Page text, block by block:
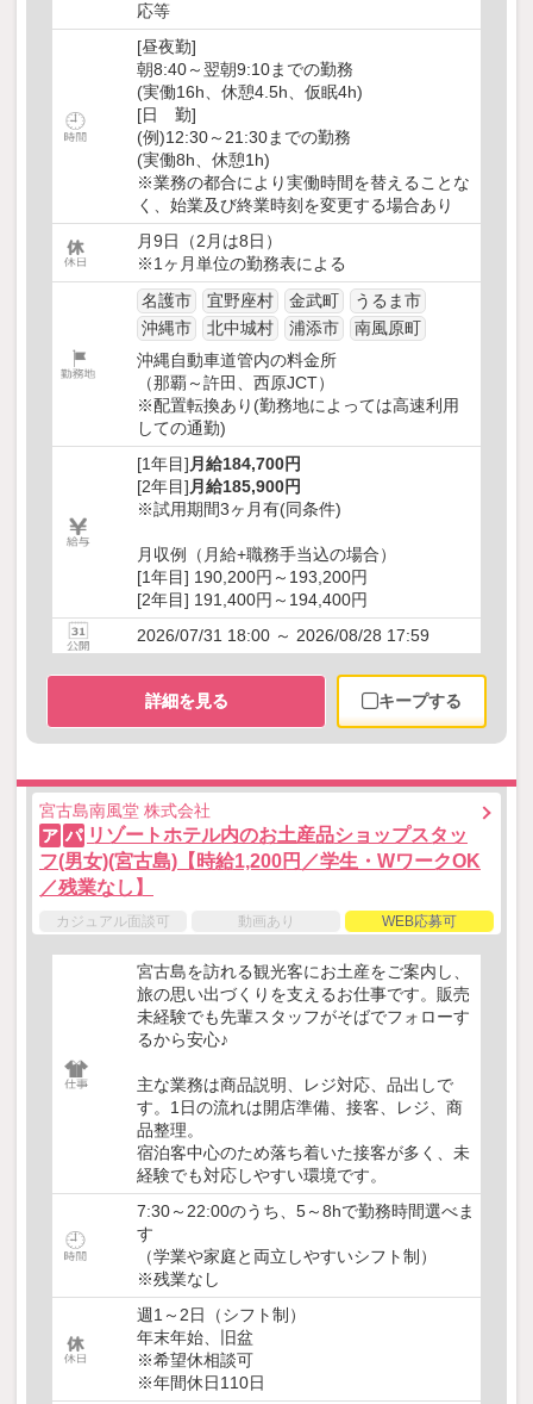
応等
[昼夜勤]
朝8:40～翌朝9:10までの勤務
(実働16h、休憩4.5h、仮眠4h)
[日 勤]
(例)12:30～21:30までの勤務
(実働8h、休憩1h)
※業務の都合により実働時間を替えることな
く、始業及び終業時刻を変更する場合あり
月9日（2月は8日）
※1ヶ月単位の勤務表による
名護市
宜野座村 金武町
うるま市
沖縄市
北中城村 浦添市
南風原町
沖縄自動車道管内の料金所
（那覇～許田、西原JCT）
※配置転換あり(勤務地によっては高速利用
しての通勤)
[1年目] 月給184,700円
[2年目] 月給185,900円
※試用期間3ヶ月有(同条件)
月収例（月給+職務手当込の場合）
[1年目] 190,200円～193,200円
[2年目] 191,400円～194,400円
2026/07/31 18:00 ～ 2026/08/28 17:59
詳細を見る キープする
宮古島南風堂 株式会社
ア パ リゾートホテル内のお土産品ショップスタッ
フ(男女)(宮古島)【時給1,200円／学生・WワークOK
／残業なし】
カジュアル面談可 動画あり WEB応募可
宮古島を訪れる観光客にお土産をご案内し、
旅の思い出づくりを支えるお仕事です。販売
未経験でも先輩スタッフがそばでフォローす
るから安心♪
主な業務は商品説明、レジ対応、品出しで
す。1日の流れは開店準備、接客、レジ、商
品整理。
宿泊客中心のため落ち着いた接客が多く、未
経験でも対応しやすい環境です。
7:30～22:00のうち、5～8hで勤務時間選べま
す
（学業や家庭と両立しやすいシフト制）
※残業なし
週1～2日（シフト制）
年末年始、旧盆
※希望休相談可
※年間休日110日